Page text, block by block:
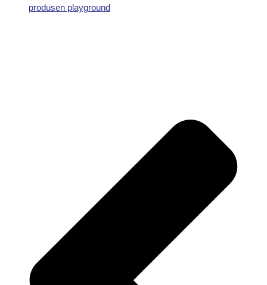
produsen playground